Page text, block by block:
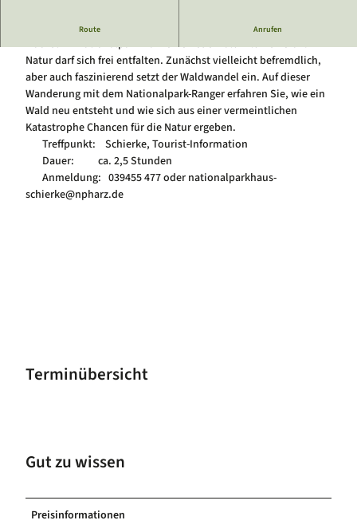
Hundeglück in Schierke
Veranstaltungskalender
Route Anrufen
Zwischen den bizarren Holzgerippen abgestorbener Fichten
wächst im Nationalpark Harz eine neue Waldwildnis heran.
Natur darf sich frei entfalten. Zunächst vielleicht befremdlich,
aber auch faszinierend setzt der Waldwandel ein. Auf dieser
Wanderung mit dem Nationalpark-Ranger erfahren Sie, wie ein
Wald neu entsteht und wie sich aus einer vermeintlichen
Katastrophe Chancen für die Natur ergeben.
Treffpunkt: Schierke, Tourist-Information
Dauer: ca. 2,5 Stunden
Anmeldung: 039455 477 oder nationalparkhaus-
schierke@npharz.de
Terminübersicht
Gut zu wissen
Preisinformationen